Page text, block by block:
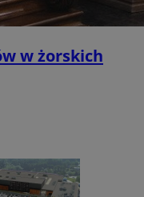
w żorskich